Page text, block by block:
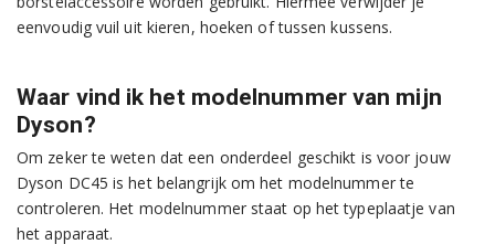
eenvoudig vuil uit kieren, hoeken of tussen kussens.
Waar vind ik het modelnummer van mijn
Dyson?
Om zeker te weten dat een onderdeel geschikt is voor jouw
Dyson DC45 is het belangrijk om het modelnummer te
controleren. Het modelnummer staat op het typeplaatje van
het apparaat.